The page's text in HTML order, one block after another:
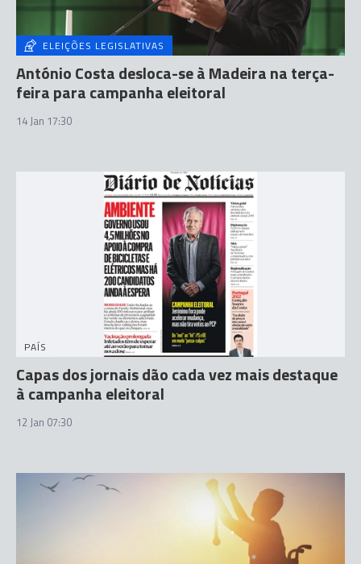
ELEIÇÕES LEGISLATIVAS
António Costa desloca-se à Madeira na terça-
feira para campanha eleitoral
14 Jan 17:30
PAÍS
Capas dos jornais dão cada vez mais destaque
à campanha eleitoral
12 Jan 07:30